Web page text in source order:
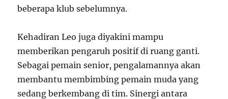
beberapa klub sebelumnya.
Kehadiran Leo juga diyakini mampu
memberikan pengaruh positif di ruang ganti.
Sebagai pemain senior, pengalamannya akan
membantu membimbing pemain muda yang
sedang berkembang di tim. Sinergi antara